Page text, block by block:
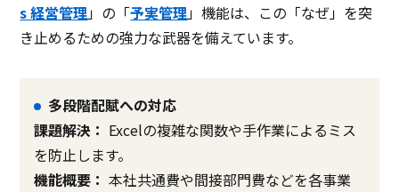
s 経営管理」の「予実管理」機能は、この「なぜ」を突
き止めるための強力な武器を備えています。
多段階配賦への対応
課題解決： Excelの複雑な関数や手作業によるミス
を防止します。
機能概要： 本社共通費や間接部門費などを各事業